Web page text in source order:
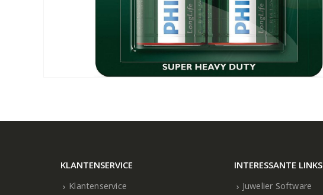
KLANTENSERVICE
Klantenservice
INTERESSANTE LINKS
Juwelier Software